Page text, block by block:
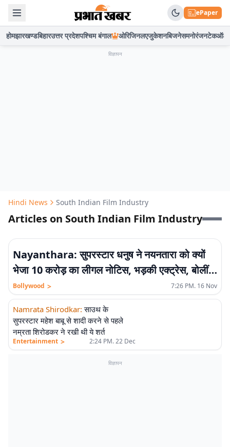
ePaper
होमझारखण्डबिहारउत्तर प्रदेशपश्चिम बंगाल ओरिजिनलएजुकेशनबिजनेसमनोरंजनटेकऑटो
विज्ञापन
Hindi News South Indian Film Industry
Articles on South Indian Film Industry
Nayanthara: सुपरस्टार धनुष ने नयनतारा को क्यों
भेजा 10 करोड़ का लीगल नोटिस, भड़की एक्ट्रेस, बोलीं-
इतना नीचे गिर जाएंगे…
Bollywood > 7:26 PM. 16 Nov
Namrata Shirodkar: साउथ के
सुपरस्टार महेश बाबू से शादी करने से पहले
नम्रता शिरोडकर ने रखी थी ये शर्त
Entertainment > 2:24 PM. 22 Dec
विज्ञापन